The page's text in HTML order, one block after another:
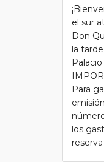
el sur
Don
la
Para
los